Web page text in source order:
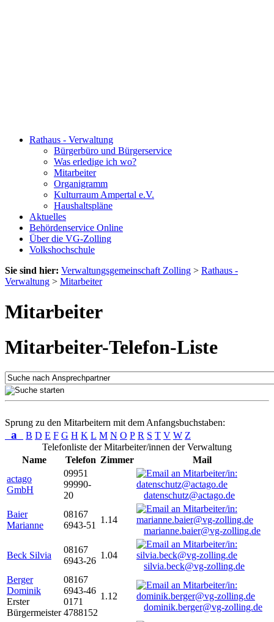
Rathaus - Verwaltung
Bürgerbüro und Bürgerservice
Was erledige ich wo?
Mitarbeiter
Organigramm
Kulturraum Ampertal e.V.
Haushaltspläne
Aktuelles
Behördenservice Online
Über die VG-Zolling
Volkshochschule
Sie sind hier: Verwaltungsgemeinschaft Zolling > Rathaus -
Verwaltung > Mitarbeiter
Mitarbeiter
Mitarbeiter-Telefon-Liste
Sprung zu den Mitarbeitern mit dem Anfangsbuchstaben:
a B D E F G H K L M N O P R S T V W Z
Telefonliste der Mitarbeiter/innen der Verwaltung
Name
Telefon Zimmer
Mail
actago
GmbH
09951
99990-
20
datenschutz@actago.de
Baier
Marianne
08167
6943-51
1.14
marianne.baier@vg-zolling.de
Beck Silvia
08167
6943-26
1.04
silvia.beck@vg-zolling.de
Berger
Dominik
Erster
Bürgermeister
08167
6943-46
0171
4788152
1.12
dominik.berger@vg-zolling.de